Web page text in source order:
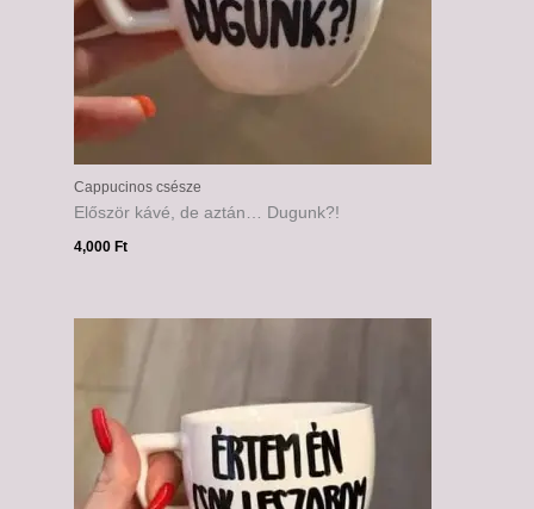
Cappucinos csésze
Először kávé, de aztán… Dugunk?!
4,000Ft